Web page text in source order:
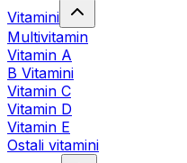
Vitamini
Multivitamin
Vitamin A
B Vitamini
Vitamin C
Vitamin D
Vitamin E
Ostali vitamini